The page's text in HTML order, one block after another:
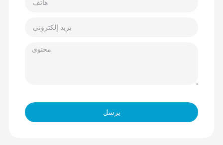
يرسل